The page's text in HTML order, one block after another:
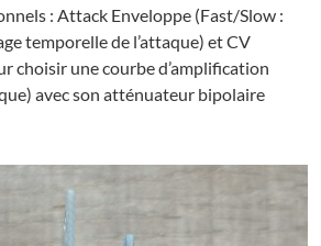
: Attack Enveloppe (Fast/Slow :
temporelle de l’attaque) et CV
choisir une courbe d’amplification
avec son atténuateur bipolaire